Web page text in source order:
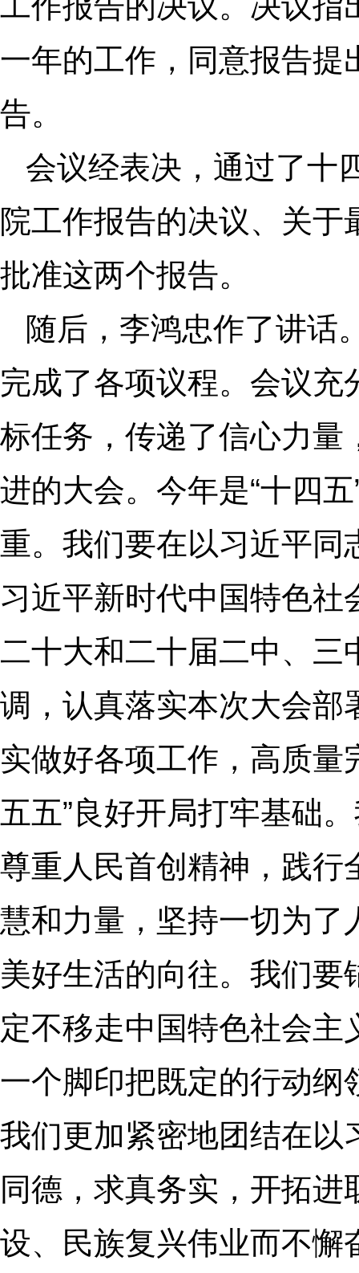
一年的工作，同意报告提
告。
会议经表决，通过了十
院工作报告的决议、关
批准这两个报告。
随后，李鸿忠作了讲话
完成了各项议程。会议
标任务，传递了信心力量
进的大会。今年是“十四
重。我们要在以习近平同
习近平新时代中国特色
二十大和二十届二中、三
调，认真落实本次大会部
实做好各项工作，高质量
五五”良好开局打牢基础
尊重人民首创精神，践行
慧和力量，坚持一切为了
美好生活的向往。我们
定不移走中国特色社会
一个脚印把既定的行动纲
我们更加紧密地团结在以
同德，求真务实，开拓
设、民族复兴伟业而不懈